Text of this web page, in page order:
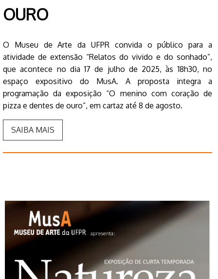
OURO
O Museu de Arte da UFPR convida o público para a
atividade de extensão “Relatos do vivido e do sonhado”,
que acontece no dia 17 de julho de 2025, às 18h30, no
espaço expositivo do MusA. A proposta integra a
programação da exposição “O menino com coração de
pizza e dentes de ouro”, em cartaz até 8 de agosto.
SAIBA MAIS